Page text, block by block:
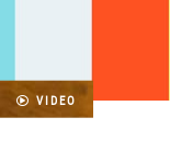
VIDEO